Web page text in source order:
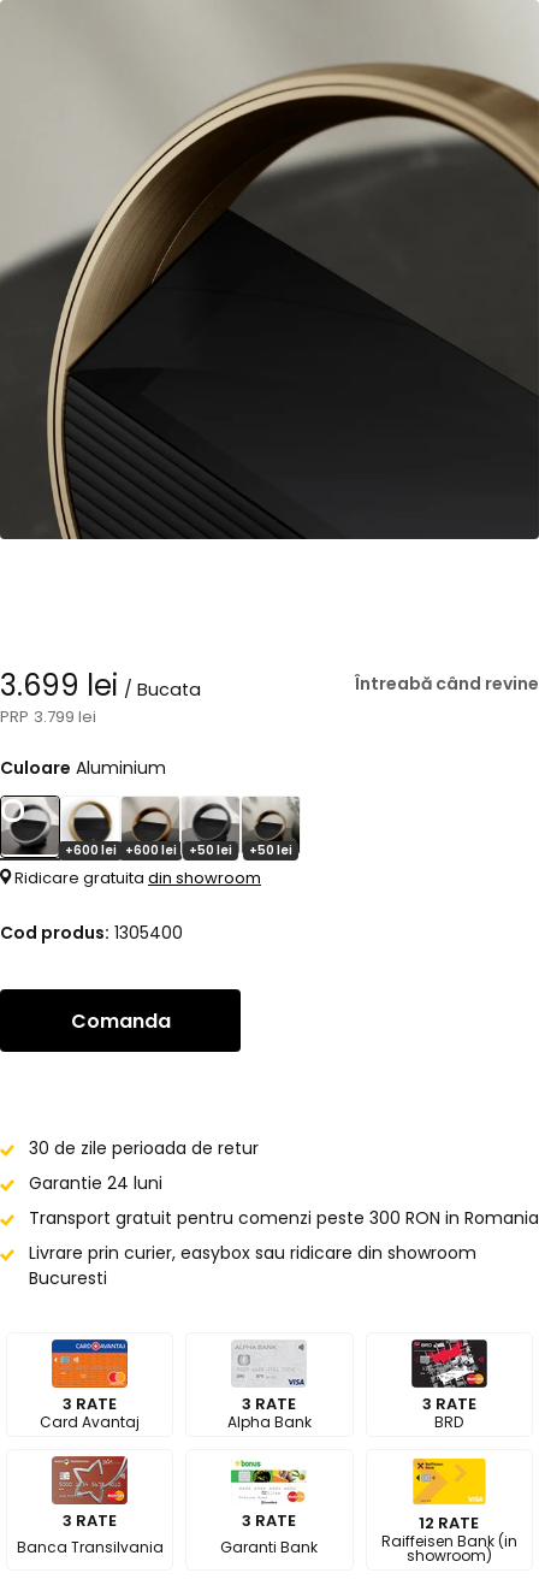
Culoare Aluminium
+600 lei +600 lei +50 lei +50 lei
Ridicare gratuita din showroom
Cod produs: 1305400
Întreabă când revine
3.699 lei / Bucata
3.799 lei
Comanda
30 de zile perioada de retur
Garantie 24 luni
Transport gratuit pentru comenzi peste 300 RON in Romania
Livrare prin curier, easybox sau ridicare din showroom
Bucuresti
3 RATE
Card Avantaj
3 RATE
Alpha Bank
3 RATE
BRD
3 RATE
Banca Transilvania
3 RATE
Garanti Bank
12 RATE
Raiffeisen Bank (in
showroom)